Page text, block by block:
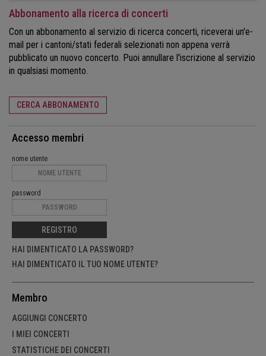
Abbonamento alla ricerca di concerti
Con un abbonamento al servizio di ricerca concerti, riceverai un'e-
mail per i cantoni/stati federali selezionati non appena verrà
pubblicato un nuovo concerto. Puoi annullare l'iscrizione al servizio
in qualsiasi momento.
CERCA ABBONAMENTO
Accesso membri
nome utente
password
REGISTRO
HAI DIMENTICATO LA PASSWORD?
HAI DIMENTICATO IL TUO NOME UTENTE?
Membro
AGGIUNGI CONCERTO
I MIEI CONCERTI
STATISTICHE DEI CONCERTI